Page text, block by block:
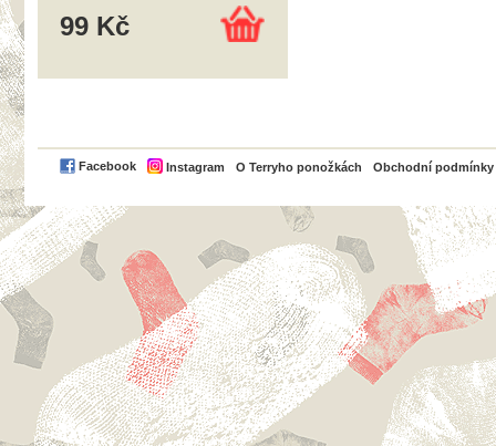
99 Kč
Facebook Instagram O Terryho ponožkách Obchodní podmínky
PayPal